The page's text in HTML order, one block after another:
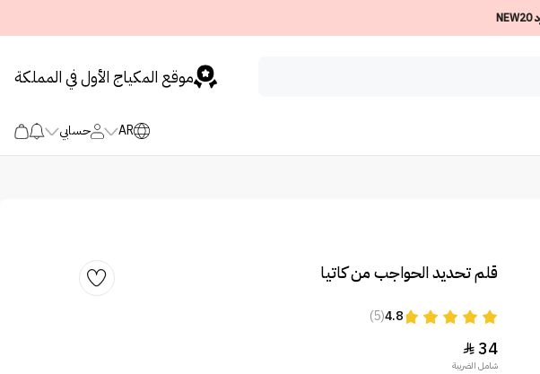
موقع المكياج الأول في المملكة
AR حسابي
قلم تحديد الحواجب من كاتيا
4.8
(5)
34

شامل الضريبة